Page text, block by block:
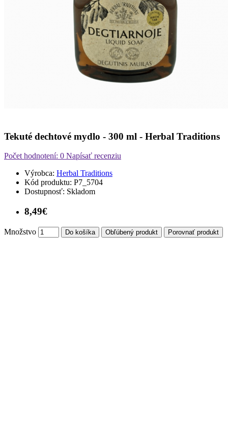
Tekuté dechtové mydlo - 300 ml - Herbal Traditions
Počet hodnotení: 0 Napísať recenziu
Výrobca: Herbal Traditions
Kód produktu: P7_5704
Dostupnosť: Skladom
8,49€
Množstvo Do košíka Obľúbený produkt Porovnať produkt